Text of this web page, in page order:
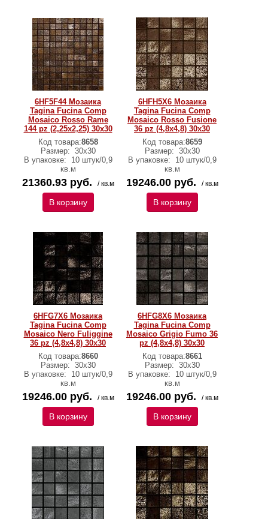
6HF5F44 Мозаика
Tagina Fucina Comp
Mosaico Rosso Rame
144 pz (2,25x2,25) 30x30
Код товара:8658
Размер: 30x30
В упаковке:
10 штук/0,9
кв.м
21360.93 руб. / кв.м
В корзину
6HFH5X6 Мозаика
Tagina Fucina Comp
Mosaico Rosso Fusione
36 pz (4,8x4,8) 30x30
Код товара:8659
Размер: 30x30
В упаковке:
10 штук/0,9
кв.м
19246.00 руб. / кв.м
В корзину
6HFG7X6 Мозаика
Tagina Fucina Comp
Mosaico Nero Fuliggine
36 pz (4,8x4,8) 30x30
Код товара:8660
Размер: 30x30
В упаковке:
10 штук/0,9
кв.м
19246.00 руб. / кв.м
В корзину
6HFG8X6 Мозаика
Tagina Fucina Comp
Mosaico Grigio Fumo 36
pz (4,8x4,8) 30x30
Код товара:8661
Размер: 30x30
В упаковке:
10 штук/0,9
кв.м
19246.00 руб. / кв.м
В корзину